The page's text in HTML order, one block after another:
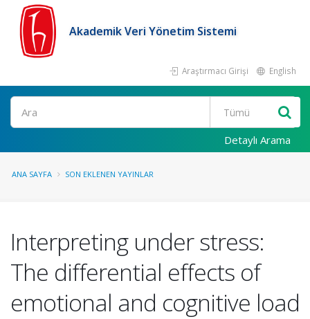
Akademik Veri Yönetim Sistemi
Araştırmacı Girişi English
Ara
Detaylı Arama
ANA SAYFA SON EKLENEN YAYINLAR
Interpreting under stress:
The differential effects of
emotional and cognitive load